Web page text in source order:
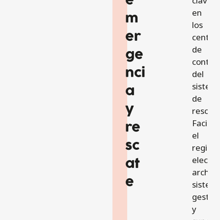
m
er
ge
nci
a
y
re
sc
at
e
en
los
de
control
del
de
Facilita
el
y